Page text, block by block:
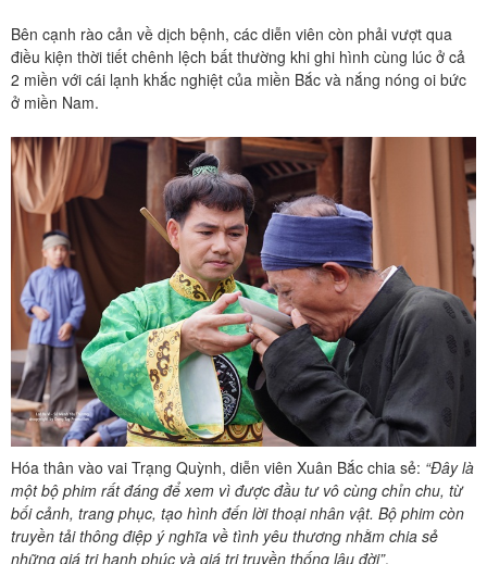
Bên cạnh rào cản về dịch bệnh, các diễn viên còn phải vượt qua
điều kiện thời tiết chênh lệch bất thường khi ghi hình cùng lúc ở cả
2 miền với cái lạnh khắc nghiệt của miền Bắc và nắng nóng oi bức
ở miền Nam.
Hóa thân vào vai Trạng Quỳnh, diễn viên Xuân Bắc chia sẻ: “Đây là
một bộ phim rất đáng để xem vì được đầu tư vô cùng chỉn chu, từ
bối cảnh, trang phục, tạo hình đến lời thoại nhân vật. Bộ phim còn
truyền tải thông điệp ý nghĩa về tình yêu thương nhằm chia sẻ
những giá trị hạnh phúc và giá trị truyền thống lâu đời”.